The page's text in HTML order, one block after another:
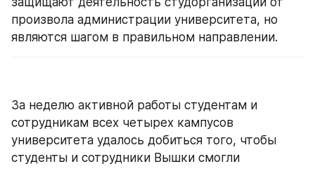
произвола администрации университета, но
являются шагом в правильном направлении.
За неделю активной работы студентам и
сотрудникам всех четырех кампусов
университета удалось добиться того, чтобы
студенты и сотрудники Вышки смогли